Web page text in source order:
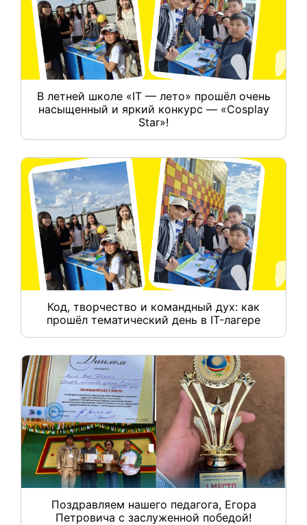
В летней школе «IT — лето» прошёл очень
насыщенный и яркий конкурс — «Cosplay
Star»!
Код, творчество и командный дух: как
прошёл тематический день в IT-лагере
Поздравляем нашего педагога, Егора
Петровича с заслуженной победой!